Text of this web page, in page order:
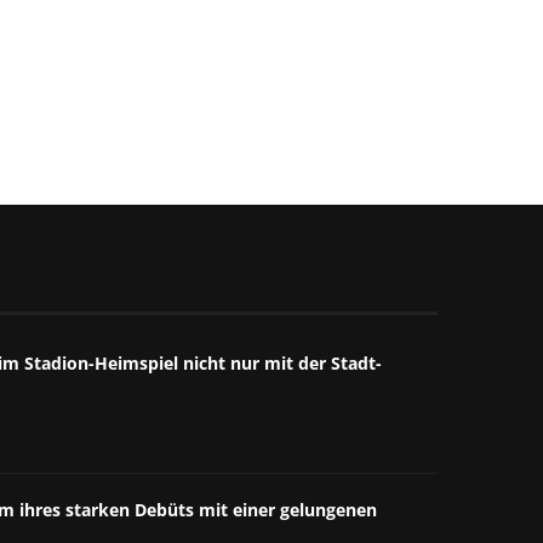
Stadion-Heimspiel nicht nur mit der Stadt-
ihres starken Debüts mit einer gelungenen